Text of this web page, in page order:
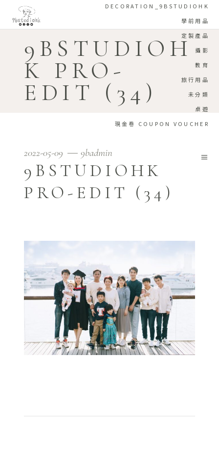
DECORATION_9BSTUDIOHK
學前用品
定製產品
攝影
教育
旅行用品
未分類
桌遊
現金卷 COUPON VOUCHER
9BSTUDIOH
K PRO-
EDIT (34)
2022-05-09 9badmin
9BSTUDIOHK
PRO-EDIT (34)